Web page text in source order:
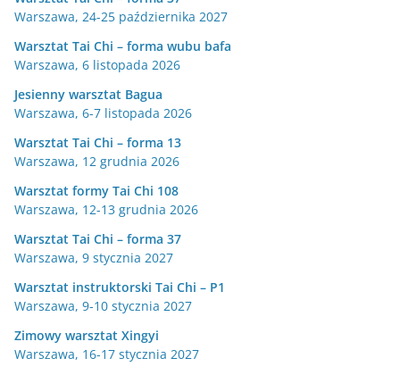
Warszawa, 24-25 października 2027
Warsztat Tai Chi – forma wubu bafa
Warszawa, 6 listopada 2026
Jesienny warsztat Bagua
Warszawa, 6-7 listopada 2026
Warsztat Tai Chi – forma 13
Warszawa, 12 grudnia 2026
Warsztat formy Tai Chi 108
Warszawa, 12-13 grudnia 2026
Warsztat Tai Chi – forma 37
Warszawa, 9 stycznia 2027
Warsztat instruktorski Tai Chi – P1
Warszawa, 9-10 stycznia 2027
Zimowy warsztat Xingyi
Warszawa, 16-17 stycznia 2027